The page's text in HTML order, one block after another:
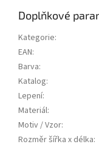
Doplňkové
Kategorie:
EAN:
Barva:
Katalog:
Lepení:
Materiál:
Motiv / Vzor:
Rozměr šířka x délka: